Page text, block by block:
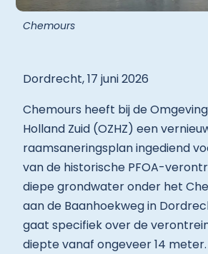
Chemours
Dordrecht, 17 juni 2026
Chemours heeft bij de
Holland Zuid (OZHZ) een
raamsaneringsplan ingediend
van de historische PFOA-
diepe grondwater onder het
aan de Baanhoekweg in
gaat specifiek over de
diepte vanaf ongeveer 14